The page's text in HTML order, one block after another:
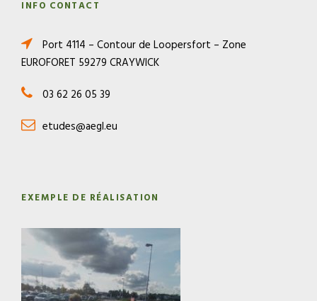
INFO CONTACT
Port 4114 – Contour de Loopersfort – Zone
EUROFORET 59279 CRAYWICK
03 62 26 05 39
etudes@aegl.eu
EXEMPLE DE RÉALISATION